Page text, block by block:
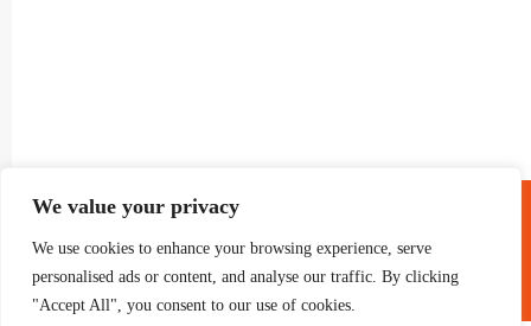
We value your privacy
We use cookies to enhance your browsing experience, serve
personalised ads or content, and analyse our traffic. By clicking
"Accept All", you consent to our use of cookies.
® GRUP TELEVISIO 2022.
TOTS ELS DRETS RESERVATS